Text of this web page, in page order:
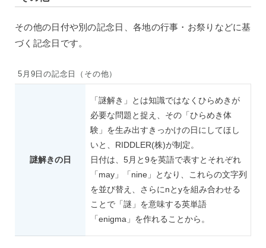
その他の日付や別の記念日、各地の行事・お祭りなどに基
づく記念日です。
5月9日の記念日（その他）
謎解きの日
「謎解き」とは知識ではなくひらめきが
必要な問題と捉え、その「ひらめき体
験」を生み出すきっかけの日にしてほし
いと、RIDDLER(株)が制定。
日付は、5月と9を英語で表すとそれぞれ
「may」「nine」となり、これらの文字列
を並び替え、さらにnとyを組み合わせる
ことで「謎」を意味する英単語
「enigma」を作れることから。